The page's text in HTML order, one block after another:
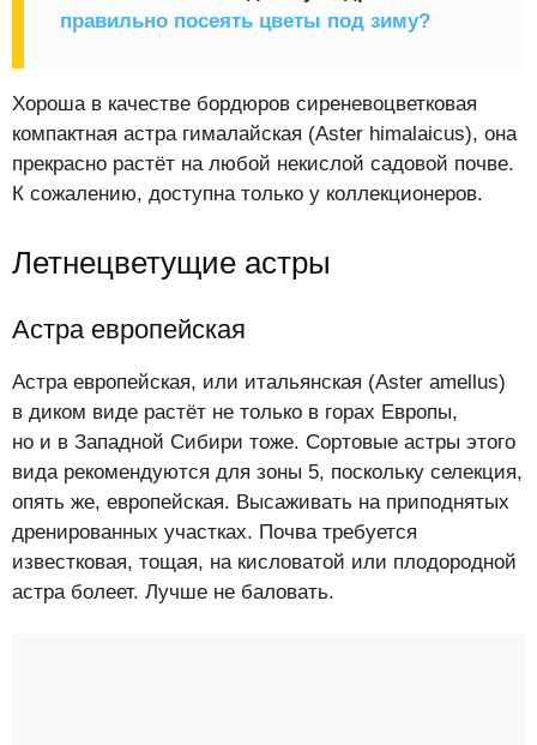
правильно посеять цветы под зиму?
Хороша в качестве бордюров сиреневоцветковая
компактная астра гималайская (Aster himalaicus), она
прекрасно растёт на любой некислой садовой почве.
К сожалению, доступна только у коллекционеров.
Летнецветущие астры
Астра европейская
Астра европейская, или итальянская (Aster amellus)
в диком виде растёт не только в горах Европы,
но и в Западной Сибири тоже. Сортовые астры этого
вида рекомендуются для зоны 5, поскольку селекция,
опять же, европейская. Высаживать на приподнятых
дренированных участках. Почва требуется
известковая, тощая, на кисловатой или плодородной
астра болеет. Лучше не баловать.